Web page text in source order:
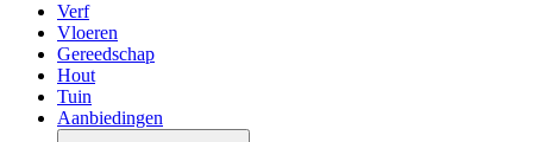
Verf
Vloeren
Gereedschap
Hout
Tuin
Aanbiedingen